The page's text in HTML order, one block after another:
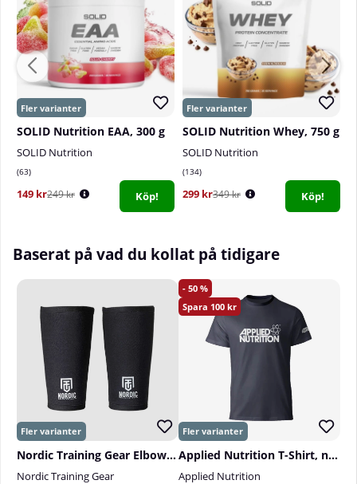
SOLID Nutrition EAA, 300 g
SOLID Nutrition
63
149 kr249 kr Köp!
SOLID Nutrition Whey, 750 g
SOLID Nutrition
134
299 kr349 kr Köp!
Baserat på vad du kollat på tidigare
Nordic Training Gear Elbow Sleeves, 5-7 mm
Nordic Training Gear
50
100
Applied Nutrition T-Shirt, navy
Applied Nutrition